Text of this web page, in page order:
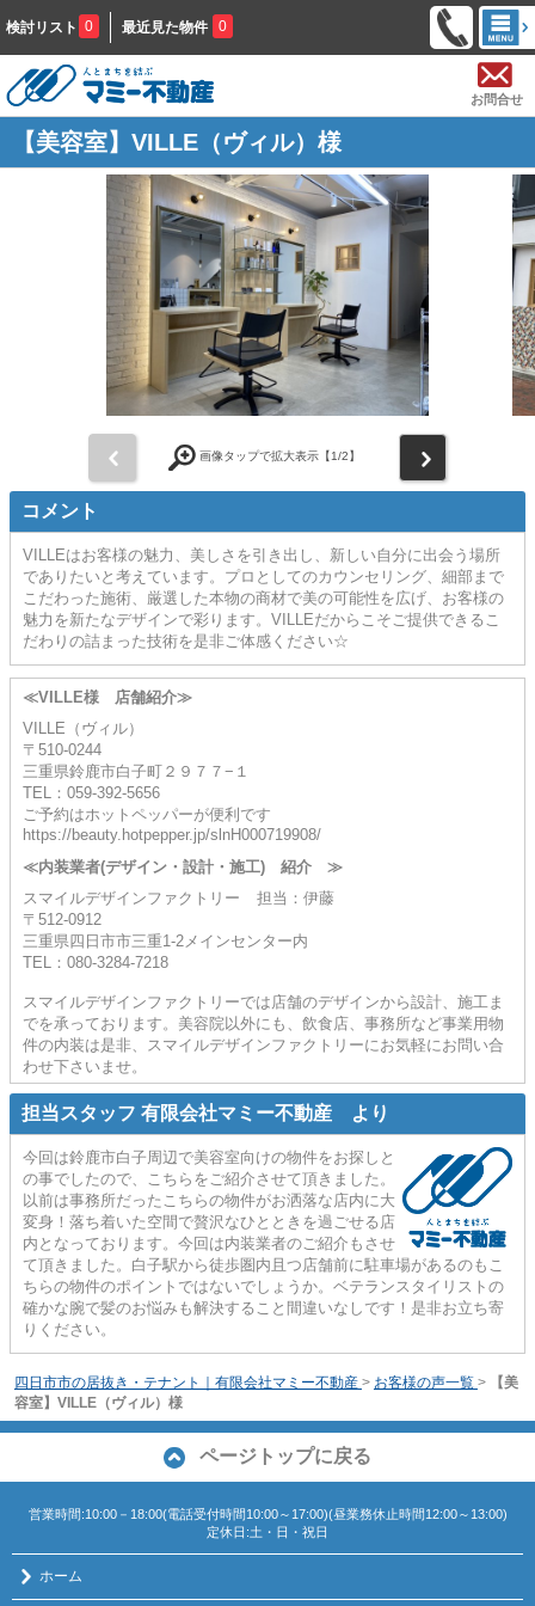
検討リスト 0 最近見た物件 0
お問合せ
【美容室】VILLE（ヴィル）様
画像タップで拡大表示【1/2】
コメント
VILLEはお客様の魅力、美しさを引き出し、新しい自分に出会う場所
でありたいと考えています。プロとしてのカウンセリング、細部まで
こだわった施術、厳選した本物の商材で美の可能性を広げ、お客様の
魅力を新たなデザインで彩ります。VILLEだからこそご提供できるこ
だわりの詰まった技術を是非ご体感ください☆
≪VILLE様 店舗紹介≫
VILLE（ヴィル）
〒510-0244
三重県鈴鹿市白子町２９７７−１
TEL：059-392-5656
ご予約はホットペッパーが便利です
https://beauty.hotpepper.jp/slnH000719908/
≪内装業者(デザイン・設計・施工) 紹介 ≫
スマイルデザインファクトリー 担当：伊藤
〒512-0912
三重県四日市市三重1-2メインセンター内
TEL：080-3284-7218
スマイルデザインファクトリーでは店舗のデザインから設計、施工ま
でを承っております。美容院以外にも、飲食店、事務所など事業用物
件の内装は是非、スマイルデザインファクトリーにお気軽にお問い合
わせ下さいませ。
担当スタッフ 有限会社マミー不動産 より
今回は鈴鹿市白子周辺で美容室向けの物件をお探しと
の事でしたので、こちらをご紹介させて頂きました。
以前は事務所だったこちらの物件がお洒落な店内に大
変身！落ち着いた空間で贅沢なひとときを過ごせる店
内となっております。今回は内装業者のご紹介もさせ
て頂きました。白子駅から徒歩圏内且つ店舗前に駐車場があるのもこ
ちらの物件のポイントではないでしょうか。ベテランスタイリストの
確かな腕で髪のお悩みも解決すること間違いなしです！是非お立ち寄
りください。
四日市市の居抜き・テナント｜有限会社マミー不動産 > お客様の声一覧 >
【美
容室】VILLE（ヴィル）様
ページトップに戻る
営業時間:10:00－18:00(電話受付時間10:00～17:00)(昼業務休止時間12:00～13:00)
定休日:土・日・祝日
ホーム